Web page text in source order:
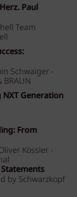
Paul
Team
Schwaiger -
Generation
From
Kössler -
by Schwarzkopf